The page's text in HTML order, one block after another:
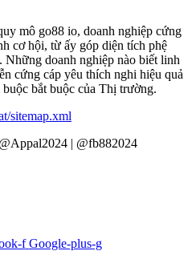
mô go88 io, doanh nghiệp cứng
cơ hội, từ ấy góp diện tích phệ
Những doanh nghiệp nào biết linh
cứng cáp yêu thích nghi hiệu quả
bắt buộc của Thị trường.
sitemap.xml
| @fb882024
f Google-plus-g